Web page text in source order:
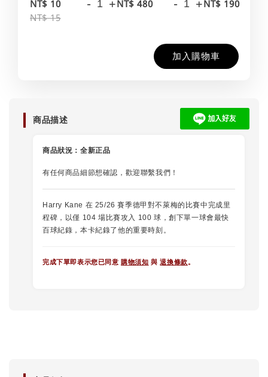
NT$ 10
NT$ 15
- +NT$ 480 - +NT$ 190
加入購物車
商品描述
商品狀況： 全新正品
有任何商品細節想確認，歡迎聯繫我們！
Harry Kane 在 25/26 賽季德甲對不萊梅的比賽中完成里
程碑，以僅 104 場比賽攻入 100 球，創下單一球會最快
百球紀錄，本卡紀錄了他的重要時刻。
完成下單即表示您已同意 購物須知 與退換條款。